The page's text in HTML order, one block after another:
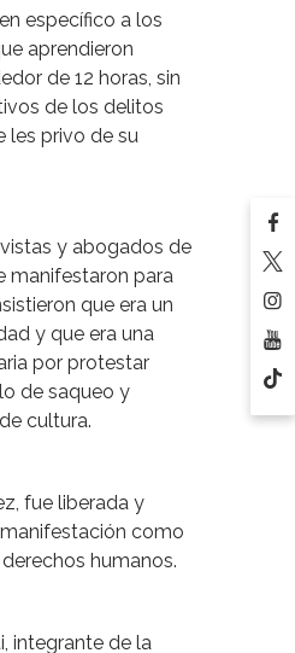
específico a los
aprendieron
de 12 horas, sin
de los delitos
les privo de su
y abogados de
manifestaron para
que era un
y que era una
por protestar
de saqueo y
cultura.
fue liberada y
como
humanos.
integrante de la